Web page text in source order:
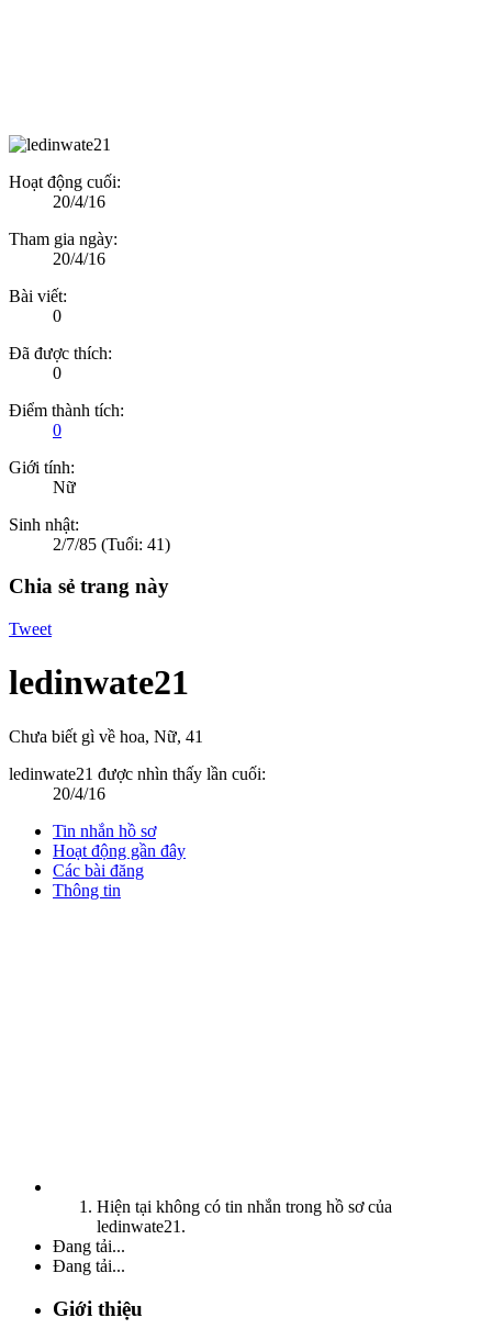
Hoạt động cuối:
20/4/16
Tham gia ngày:
20/4/16
Bài viết:
0
Đã được thích:
0
Điểm thành tích:
0
Giới tính:
Nữ
Sinh nhật:
2/7/85 (Tuổi: 41)
Chia sẻ trang này
Tweet
ledinwate21
Chưa biết gì về hoa, Nữ, 41
ledinwate21 được nhìn thấy lần cuối:
20/4/16
Tin nhắn hồ sơ
Hoạt động gần đây
Các bài đăng
Thông tin
Hiện tại không có tin nhắn trong hồ sơ của
ledinwate21.
Đang tải...
Đang tải...
Giới thiệu